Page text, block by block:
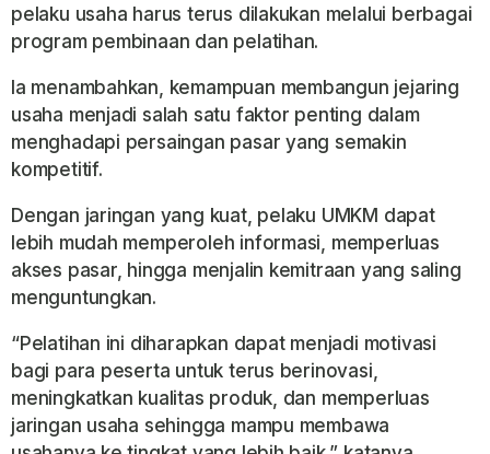
pelaku usaha harus terus dilakukan melalui berbagai
program pembinaan dan pelatihan.
Ia menambahkan, kemampuan membangun jejaring
usaha menjadi salah satu faktor penting dalam
menghadapi persaingan pasar yang semakin
kompetitif.
Dengan jaringan yang kuat, pelaku UMKM dapat
lebih mudah memperoleh informasi, memperluas
akses pasar, hingga menjalin kemitraan yang saling
menguntungkan.
“Pelatihan ini diharapkan dapat menjadi motivasi
bagi para peserta untuk terus berinovasi,
meningkatkan kualitas produk, dan memperluas
jaringan usaha sehingga mampu membawa